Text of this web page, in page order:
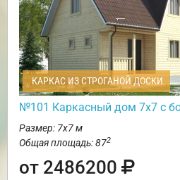
КАРКАС ИЗ СТРОГАНОЙ ДОСКИ
№101 Каркасный дом 7х7 с
Размер: 7х7 м
Общая площадь: 872
от 2486200